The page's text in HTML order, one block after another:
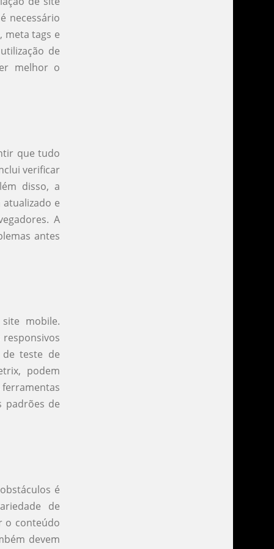
necessário
meta tags e
de
melhor o
que tudo
verificar
disso, a
e
A
antes
mobile.
de teste de
podem
ferramentas
padrões de
é
de
o conteúdo
devem